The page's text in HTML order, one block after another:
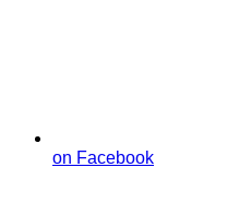
on Facebook